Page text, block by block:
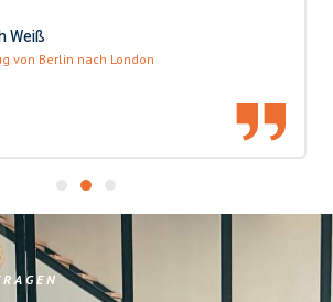
Weiß
von Berlin nach London